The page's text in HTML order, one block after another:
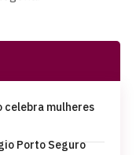
celebra mulheres
Porto Seguro